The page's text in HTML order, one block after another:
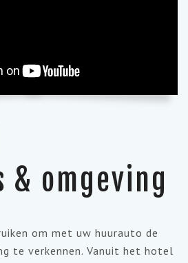
& omgeving
om met uw huurauto de
te verkennen. Vanuit het hotel